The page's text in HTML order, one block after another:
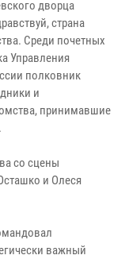
дворца
страна
Среди почетных
Управления
полковник
и
принимавшие
со сцены
и Олеся
важный